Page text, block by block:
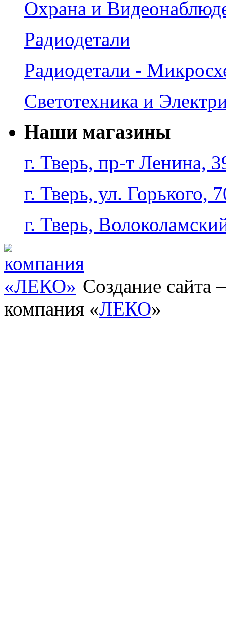
Охрана и
Радиодетали
Радиодетали -
Светотехника и
Наши магазины
г. Тверь, пр-т Ленина,
г. Тверь, ул. Горького,
г. Тверь,
Создание сайта
компания «ЛЕКО»